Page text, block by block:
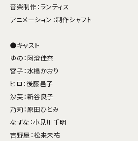
音楽制作：ランティス
アニメーション：制作シャフト
●キャスト
ゆの：阿澄佳奈
宮子：水橋かおり
ヒロ：後藤邑子
沙英：新谷良子
乃莉：原田ひとみ
なずな：小見川千明
吉野屋：松来未祐